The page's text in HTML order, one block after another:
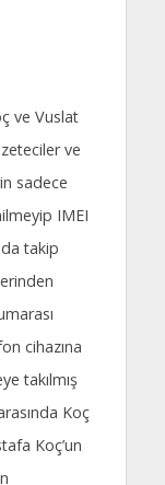
ve Vuslat
ve
sadece
IMEI
da takip
cihazına
takılmış
Koç
Koç’un